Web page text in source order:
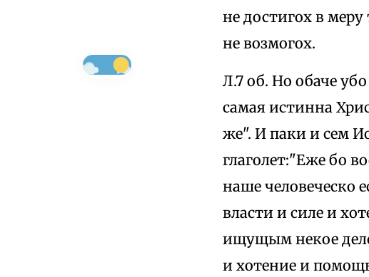
не достигох в
не возмогох.
Л.7 об. Но обаче
самая истинна
же". И паки и сем
глаголет:"Еже бо
наше человеческо
власти и силе и
ищущым некое
и хотение и